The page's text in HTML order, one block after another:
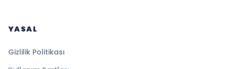
YASAL
Gizlilik Politikası